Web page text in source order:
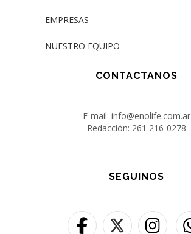
EMPRESAS
NUESTRO EQUIPO
CONTACTANOS
E-mail: info@enolife.com.ar
Redacción: 261 216-0278
SEGUINOS